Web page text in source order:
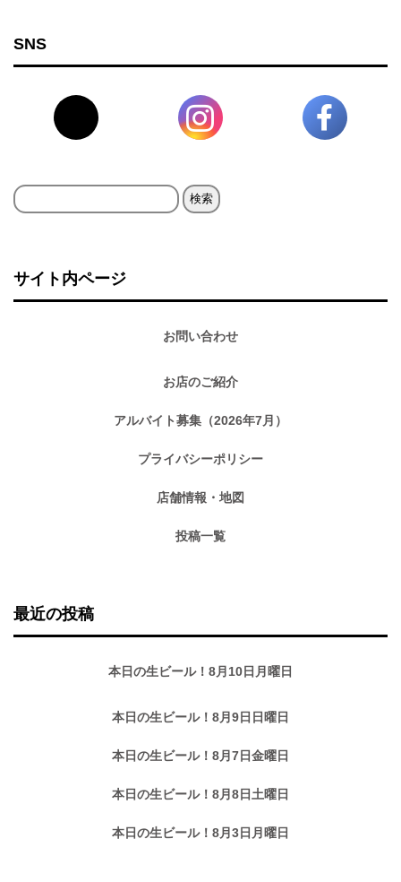
SNS
検
サイト内ページ
お問い合わせ
お店のご紹介
アルバイト募集（2026年7月）
プライバシーポリシー
店舗情報・地図
投稿一覧
最近の投稿
本日の生ビール！8月10日月曜日
本日の生ビール！8月9日日曜日
本日の生ビール！8月7日金曜日
本日の生ビール！8月8日土曜日
本日の生ビール！8月3日月曜日